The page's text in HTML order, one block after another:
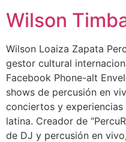
Wilson
Wilson Loaiza Zapata
gestor cultural
Facebook Phone-alt
shows de percusión en
conciertos y experiencias
latina. Creador de
de DJ y percusión en